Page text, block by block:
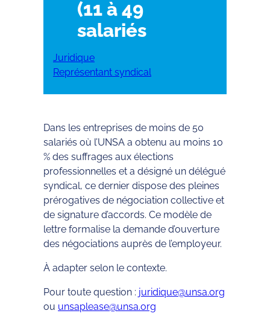
(11 à 49
salariés
Juridique
Représentant syndical
Dans les entreprises de moins de 50
salariés où l’UNSA a obtenu au moins 10
% des suffrages aux élections
professionnelles et a désigné un délégué
syndical, ce dernier dispose des pleines
prérogatives de négociation collective et
de signature d’accords. Ce modèle de
lettre formalise la demande d’ouverture
des négociations auprès de l’employeur.
À adapter selon le contexte.
Pour toute question : juridique@unsa.org
ou unsaplease@unsa.org